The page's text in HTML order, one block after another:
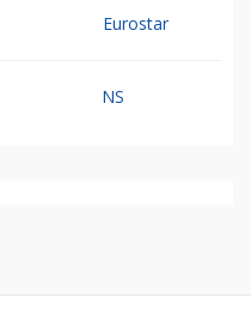
Eurostar
NS